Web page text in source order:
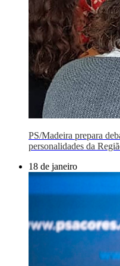
PS/Madeira prepara
personalidades da
18 de janeiro